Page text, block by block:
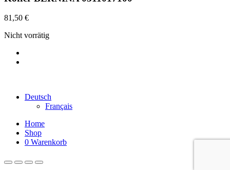
81,50 €
Nicht vorrätig
Deutsch
Français
Home
Shop
0 Warenkorb